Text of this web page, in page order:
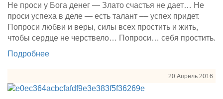
Не проси у Бога денег — Злато счастья не дает… Не
проси успеха в деле — есть талант –– успех придет.
Попроси любви и веры, силы всех простить и жить,
чтобы сердце не черствело… Попроси… себя простить.
Подробнее
20 Апрель 2016